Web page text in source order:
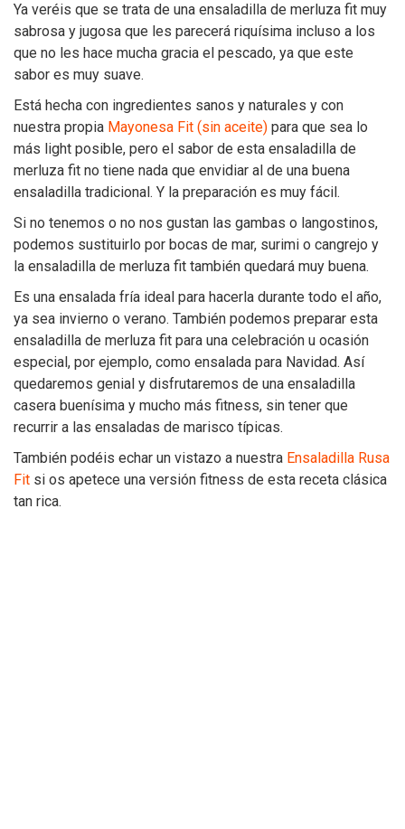
Ya veréis que se trata de una ensaladilla de merluza fit muy
sabrosa y jugosa que les parecerá riquísima incluso a los
que no les hace mucha gracia el pescado, ya que este
sabor es muy suave.
Está hecha con ingredientes sanos y naturales y con
nuestra propia Mayonesa Fit (sin aceite) para que sea lo
más light posible, pero el sabor de esta ensaladilla de
merluza fit no tiene nada que envidiar al de una buena
ensaladilla tradicional. Y la preparación es muy fácil.
Si no tenemos o no nos gustan las gambas o langostinos,
podemos sustituirlo por bocas de mar, surimi o cangrejo y
la ensaladilla de merluza fit también quedará muy buena.
Es una ensalada fría ideal para hacerla durante todo el año,
ya sea invierno o verano. También podemos preparar esta
ensaladilla de merluza fit para una celebración u ocasión
especial, por ejemplo, como ensalada para Navidad. Así
quedaremos genial y disfrutaremos de una ensaladilla
casera buenísima y mucho más fitness, sin tener que
recurrir a las ensaladas de marisco típicas.
También podéis echar un vistazo a nuestra Ensaladilla Rusa
Fit si os apetece una versión fitness de esta receta clásica
tan rica.